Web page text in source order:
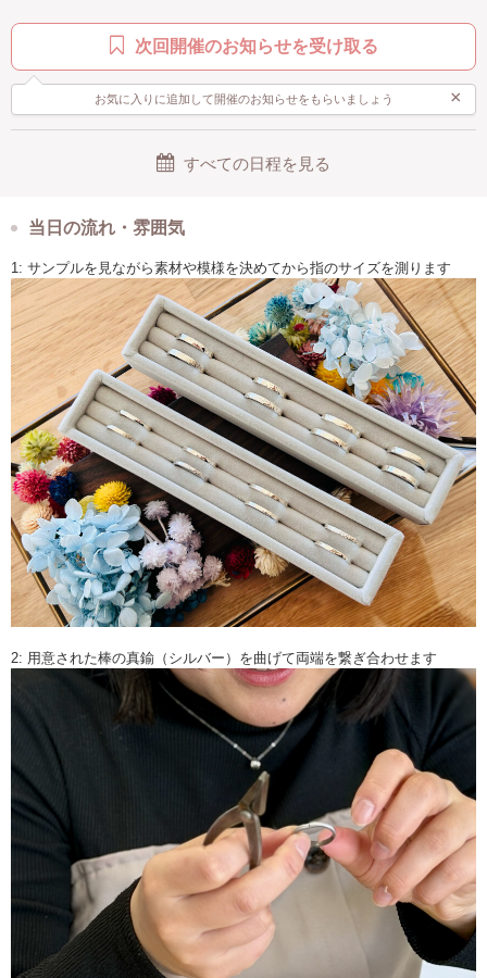
次回開催のお知らせを受け取る
お気に入りに追加して開催のお知らせをもらいましょう ×
すべての日程を見る
当日の流れ・雰囲気
1: サンプルを見ながら素材や模様を決めてから指のサイズを測ります
2: 用意された棒の真鍮（シルバー）を曲げて両端を繋ぎ合わせます